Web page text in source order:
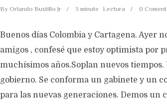
By Orlando Bustillo Jr 3 minute Lectura 0
Buenos días Colombia y Cartagena. Ayer
amigos , confesé que estoy optimista por
muchísimos años.Soplan nuevos
gobierno. Se conforma un gabinete y un
para las nuevas generaciones. Demos un